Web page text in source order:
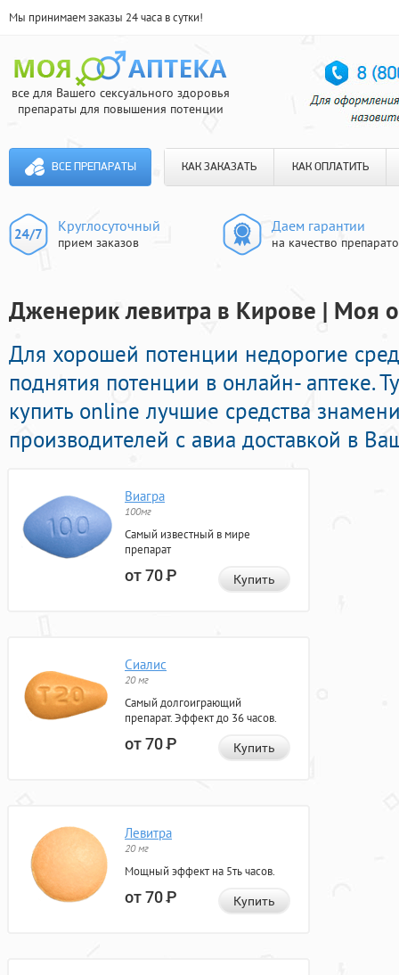
Мы принимаем заказы 24 часа в сутки!
все для Вашего сексуального здоровья
препараты для повышения потенции
ВСЕ ПРЕПАРАТЫ КАК ЗАКАЗАТЬ КАК ОПЛАТИТЬ
Круглосуточный
прием заказов
Даем гарантии
на качество
Дженерик левитра в Кирове | Моя
Для хорошей потенции недорогие
поднятия потенции в онлайн- аптеке.
купить online лучшие средства
производителей с авиа доставкой в
Виагра
100мг
Самый известный в мире
препарат
от 70Р Купить
Сиалис
20 мг
Самый долгоиграющий
препарат. Эффект до 36 часов.
от 70Р Купить
Левитра
20 мг
Мощный эффект на 5ть часов.
от 70Р Купить